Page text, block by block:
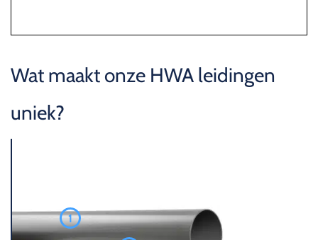
Wat maakt onze HWA leidingen
uniek?
1